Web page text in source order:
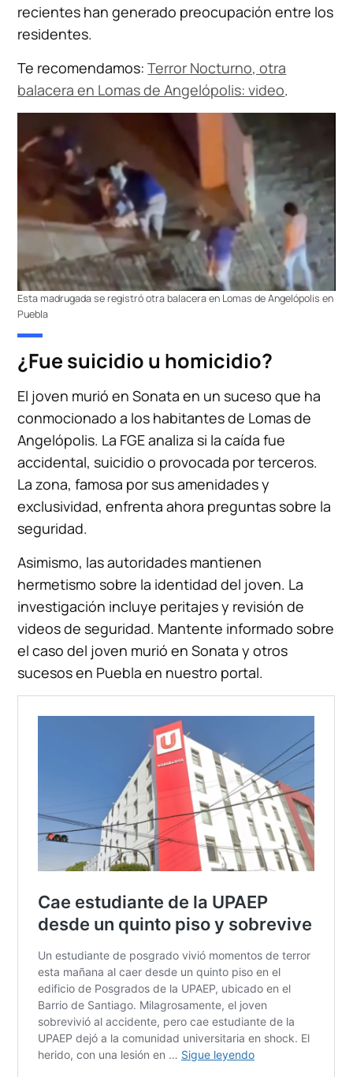
recientes han generado preocupación entre los
residentes.
Te recomendamos:Terror Nocturno, otra
balacera en Lomas de Angelópolis: video.
Esta madrugada se registró otra balacera en Lomas de Angelópolis en
Puebla
¿Fue suicidio u homicidio?
El joven murió en Sonata en un suceso que ha
conmocionado a los habitantes de Lomas de
Angelópolis. La FGE analiza si la caída fue
accidental, suicidio o provocada por terceros.
La zona, famosa por sus amenidades y
exclusividad, enfrenta ahora preguntas sobre la
seguridad.
Asimismo, las autoridades mantienen
hermetismo sobre la identidad del joven. La
investigación incluye peritajes y revisión de
videos de seguridad. Mantente informado sobre
el caso del joven murió en Sonata y otros
sucesos en Puebla en nuestro portal.